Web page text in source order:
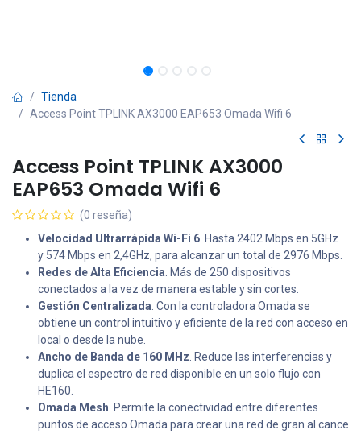
Tienda
Access Point TPLINK AX3000 EAP653 Omada Wifi 6
Access Point TPLINK AX3000
EAP653 Omada Wifi 6
(0 reseña)
Velocidad Ultrarrápida Wi-Fi 6 . Hasta 2402 Mbps en 5GHz
y 574 Mbps en 2,4GHz, para alcanzar un total de 2976 Mbps.
Redes de Alta Eficiencia . Más de 250 dispositivos
conectados a la vez de manera estable y sin cortes.
Gestión Centralizada . Con la controladora Omada se
obtiene un control intuitivo y eficiente de la red con acceso en
local o desde la nube.
Ancho de Banda de 160 MHz . Reduce las interferencias y
duplica el espectro de red disponible en un solo flujo con
HE160.
Omada Mesh . Permite la conectividad entre diferentes
puntos de acceso Omada para crear una red de gran al cance